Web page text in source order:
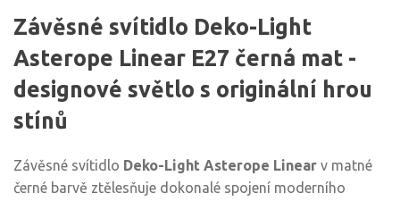
Závěsné svítidlo Deko-Light
Asterope Linear E27 černá mat -
designové světlo s originální hrou
stínů
Závěsné svítidlo Deko-Light Asterope Linear v matné
černé barvě ztělesňuje dokonalé spojení moderního